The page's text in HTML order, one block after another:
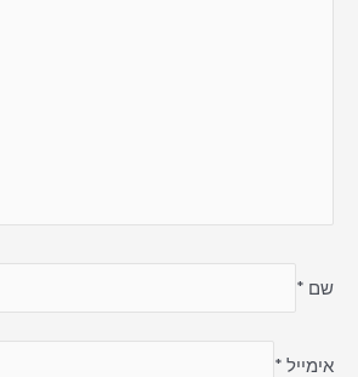
שם *
אימייל *